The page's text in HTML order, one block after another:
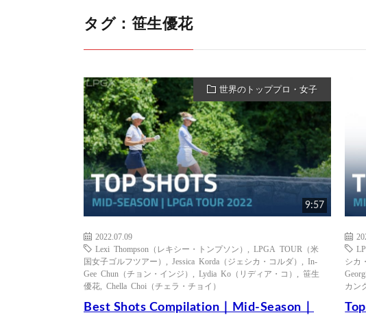
タグ：笹生優花
世界のトッププロ・女子
9:57
2022.07.09
Lexi Thompson（レキシー・トンプソン）
LPGA TOUR（米
国女子ゴルフツアー）
Jessica Korda（ジェシカ・コルダ）
In-
Gee Chun（チョン・インジ）
Lydia Ko（リディア・コ）
笹生
優花
Chella Choi（チェラ・チョイ）
Best Shots Compilation｜Mid-Season｜
シカ
カン